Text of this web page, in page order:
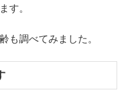
す。
も調べてみました。